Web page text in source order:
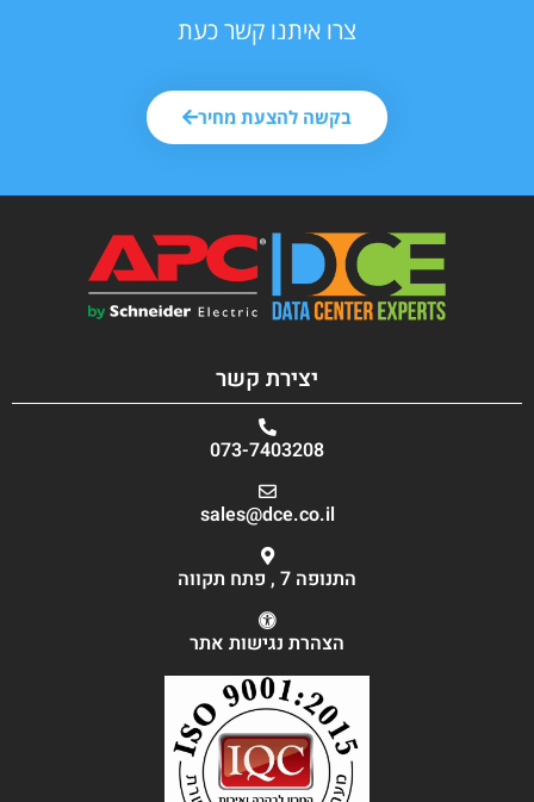
צרו איתנו קשר כעת
בקשה להצעת מחיר
יצירת קשר
073-7403208
sales@dce.co.il
התנופה 7 , פתח תקווה
הצהרת נגישות אתר